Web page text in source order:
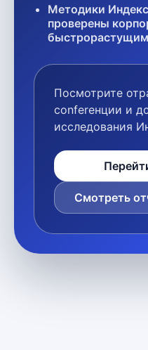
Методики
проверены
Посмотрите
conferенции и
исследования
Смотреть